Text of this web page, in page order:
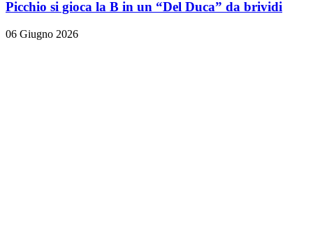
Picchio si gioca la B in un “Del Duca” da brividi
06 Giugno 2026